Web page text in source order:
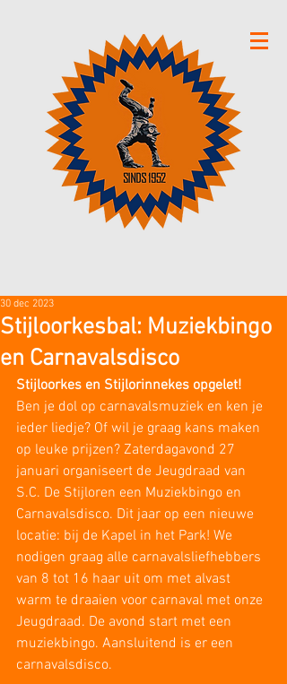
Stijloorkesbal: Muziekbingo
en Carnavalsdisco
30 dec 2023
Stijloorkes en Stijlorinnekes opgelet!
Ben je dol op carnavalsmuziek en ken je
ieder liedje? Of wil je graag kans maken
op leuke prijzen? Zaterdagavond 27
januari organiseert de Jeugdraad van
S.C. De Stijloren een Muziekbingo en
Carnavalsdisco. Dit jaar op een nieuwe
locatie: bij de Kapel in het Park! We
nodigen graag alle carnavalsliefhebbers
van 8 tot 16 haar uit om met alvast
warm te draaien voor carnaval met onze
Jeugdraad. De avond start met een
muziekbingo. Aansluitend is er een
carnavalsdisco.